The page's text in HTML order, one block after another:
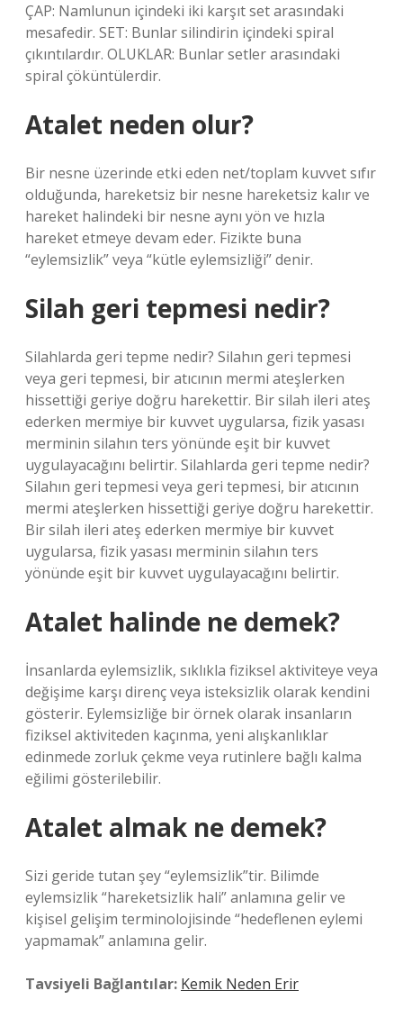
ÇAP: Namlunun içindeki iki karşıt set arasındaki
mesafedir. SET: Bunlar silindirin içindeki spiral
çıkıntılardır. OLUKLAR: Bunlar setler arasındaki
spiral çöküntülerdir.
Atalet neden olur?
Bir nesne üzerinde etki eden net/toplam kuvvet sıfır
olduğunda, hareketsiz bir nesne hareketsiz kalır ve
hareket halindeki bir nesne aynı yön ve hızla
hareket etmeye devam eder. Fizikte buna
“eylemsizlik” veya “kütle eylemsizliği” denir.
Silah geri tepmesi nedir?
Silahlarda geri tepme nedir? Silahın geri tepmesi
veya geri tepmesi, bir atıcının mermi ateşlerken
hissettiği geriye doğru harekettir. Bir silah ileri ateş
ederken mermiye bir kuvvet uygularsa, fizik yasası
merminin silahın ters yönünde eşit bir kuvvet
uygulayacağını belirtir. Silahlarda geri tepme nedir?
Silahın geri tepmesi veya geri tepmesi, bir atıcının
mermi ateşlerken hissettiği geriye doğru harekettir.
Bir silah ileri ateş ederken mermiye bir kuvvet
uygularsa, fizik yasası merminin silahın ters
yönünde eşit bir kuvvet uygulayacağını belirtir.
Atalet halinde ne demek?
İnsanlarda eylemsizlik, sıklıkla fiziksel aktiviteye veya
değişime karşı direnç veya isteksizlik olarak kendini
gösterir. Eylemsizliğe bir örnek olarak insanların
fiziksel aktiviteden kaçınma, yeni alışkanlıklar
edinmede zorluk çekme veya rutinlere bağlı kalma
eğilimi gösterilebilir.
Atalet almak ne demek?
Sizi geride tutan şey “eylemsizlik”tir. Bilimde
eylemsizlik “hareketsizlik hali” anlamına gelir ve
kişisel gelişim terminolojisinde “hedeflenen eylemi
yapmamak” anlamına gelir.
Tavsiyeli Bağlantılar: Kemik Neden Erir